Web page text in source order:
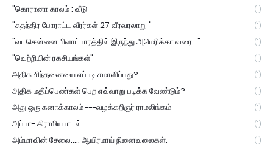
"கொரானா காலம் : வீடு (1)
"சுதந்திர போராட்ட வீரர்கள் 27 வீரவரலாறு " (1)
"வடசென்னை பிளாட்பாரத்தில் இருந்து அமெரிக்கா வரை..." (1)
"வெற்றியின் ரகசியங்கள்" (1)
அதிக சிந்தனையை எப்படி சமாளிப்பது? (1)
அதிக மதிப்பெண்கள் பெற எவ்வாறு படிக்க வேண்டும்? (1)
அது ஒரு கனாக்காலம் ---வழக்கறிஞர் ராமலிங்கம் (1)
அப்பா- கிராமியபாடல் (1)
அம்மாவின் சேலை..... ஆயிரமாய் நினைவலைகள். (1)